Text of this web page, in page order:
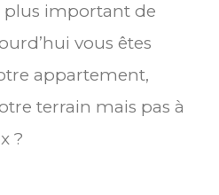
plus important de
vous êtes
appartement,
terrain mais pas à
?